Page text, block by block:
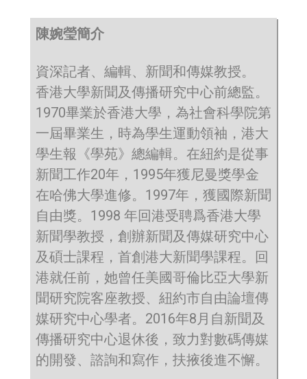
陳婉瑩簡介
資深記者、編輯、新聞和傳媒教授。
香港大學新聞及傳播研究中心前總監。
1970畢業於香港大學，為社會科學院第
一屆畢業生，時為學生運動領袖，港大
學生報《學苑》總編輯。在紐約是從事
新聞工作20年，1995年獲尼曼獎學金
在哈佛大學進修。1997年，獲國際新聞
自由獎。1998 年回港受聘爲香港大學
新聞學教授，創辦新聞及傳媒研究中心
及碩士課程，首創港大新聞學課程。回
港就任前，她曾任美國哥倫比亞大學新
聞研究院客座教授、紐約市自由論壇傳
媒研究中心學者。2016年8月自新聞及
傳播研究中心退休後，致力對數碼傳媒
的開發、諮詢和寫作，扶掖後進不懈。